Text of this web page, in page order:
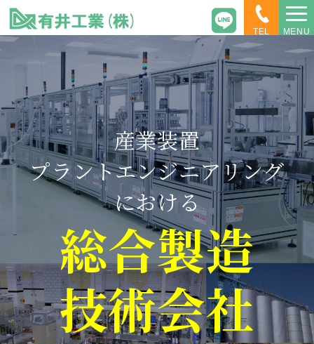
TEL MENU
産業装置
プラントエンジニアリング
における
総合製造
技術会社